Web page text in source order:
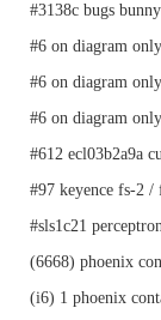
#3138c bugs
#6 on diagram
#6 on diagram
#6 on diagram
#612 ecl03b2a9a
#97 keyence fs-2 /
#sls1c21
(6668) phoenix
(i6) 1 phoenix